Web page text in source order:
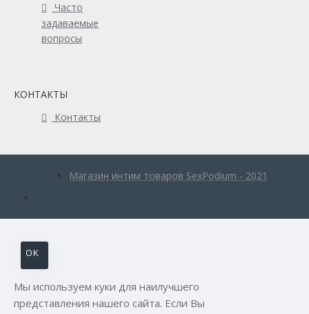
Часто
задаваемые
вопросы
КОНТАКТЫ
Контакты
Магазин интим товаров SexPodium - 2021
OK
Мы используем куки для наилучшего
представления нашего сайта. Если Вы